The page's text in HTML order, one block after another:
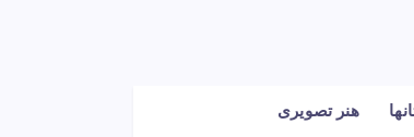
هنر تصویری